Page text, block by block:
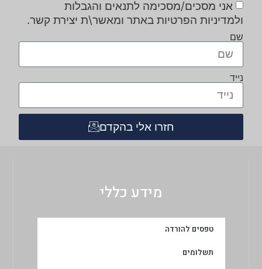
אני מסכים/מסכימה לתנאים והגבלות
ולמדיניות הפרטיות באתר ומאשר\ת יצירת קשר.
שם
נייד
חזרו אלי בהקדם
מידע כללי
טפסים להורדה
תשלומים